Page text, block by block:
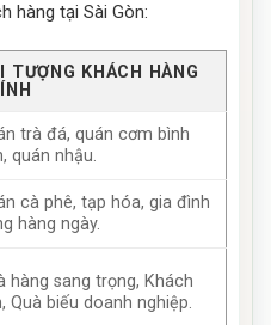
hàng tại Sài Gòn:
TƯỢNG KHÁCH HÀNG
trà đá, quán cơm bình
quán nhậu.
cà phê, tạp hóa, gia đình
hàng ngày.
hàng sang trọng, Khách
Quà biếu doanh nghiệp.